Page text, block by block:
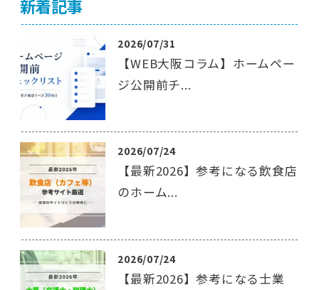
新着記事
2026/07/31
【WEB大阪コラム】ホームペー
ジ公開前チ...
2026/07/24
【最新2026】参考になる飲食店
のホーム...
2026/07/24
【最新2026】参考になる士業